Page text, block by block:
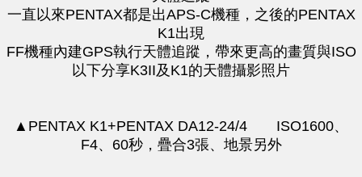
一直以來PENTAX都是出APS-C機種，之後的PENTAX
K1出現
FF機種內建GPS執行天體追蹤，帶來更高的畫質與ISO
以下分享K3II及K1的天體攝影照片
▲PENTAX K1+PENTAX DA12-24/4 ISO1600、
F4、60秒，疊合3張、地景另外